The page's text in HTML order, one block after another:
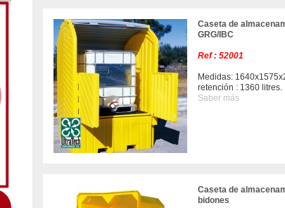
Caseta de
GRG/IBC
Ref : 52001
Medidas:
retención : 1360 litres.
Saber más
Caseta de
bidones